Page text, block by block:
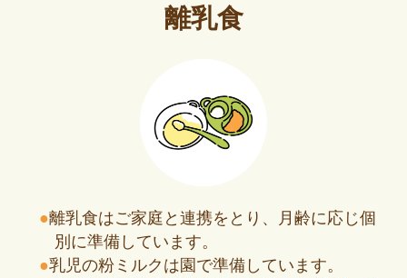
離乳食
離乳食はご家庭と連携をとり、月齢に応じ個
別に準備しています。
乳児の粉ミルクは園で準備しています。